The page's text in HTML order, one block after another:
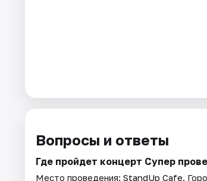
Вопросы и ответы
Где пройдет концерт Супер
Место проведения: StandUp Cafe.